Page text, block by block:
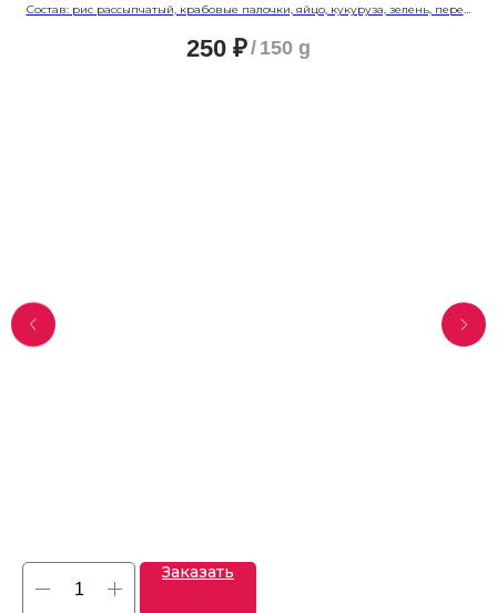
Состав: рис рассыпчатый, крабовые палочки, яйцо, кукуруза, зелень, перец
250 ₽/ 150 g
Заказать